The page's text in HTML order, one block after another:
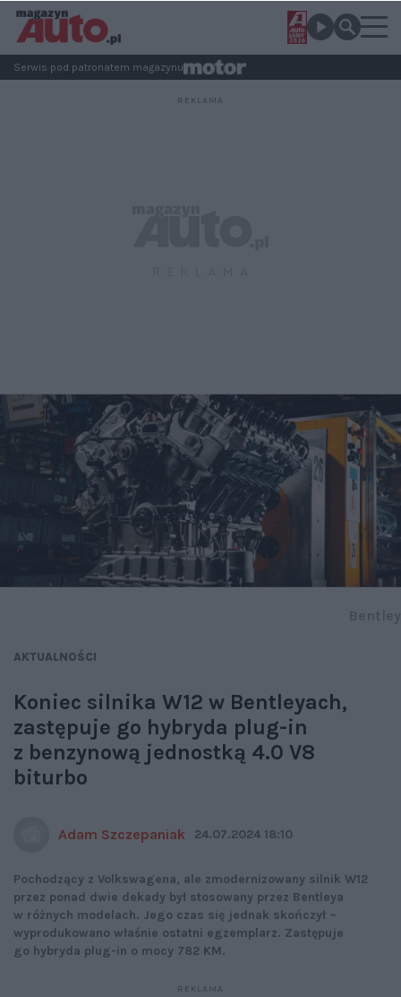
Serwis pod patronatem magazynu
AKTUALNOŚCI
Koniec silnika W12 w Bentleyach,
zastępuje go hybryda plug-in
z benzynową jednostką 4.0 V8
biturbo
Adam Szczepaniak 24.07.2024 18:10
Pochodzący z Volkswagena, ale zmodernizowany silnik W12
przez ponad dwie dekady był stosowany przez Bentleya
w różnych modelach. Jego czas się jednak skończył –
wyprodukowano właśnie ostatni egzemplarz. Zastępuje
go hybryda plug-in o mocy 782 KM.